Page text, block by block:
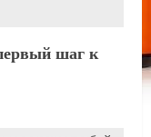
шаг к